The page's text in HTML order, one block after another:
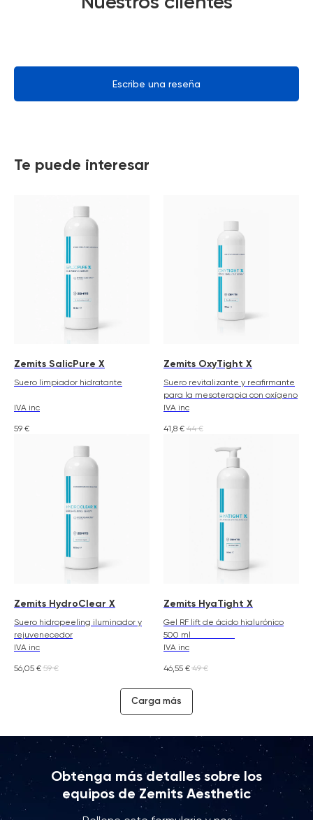
Escribe una reseña
Te puede interesar
Zemits SalicPure X
Suero limpiador hidratante
IVA inc
59 €
Zemits OxyTight X
Suero revitalizante y reafirmante
para la mesoterapia con oxígeno
IVA inc
41,8 € 44 €
Zemits HydroClear X
Suero hidropeeling iluminador y
rejuvenecedor
IVA inc
56,05 € 59 €
Zemits HyaTight X
Gel RF lift de ácido hialurónico
500 ml
IVA inc
46,55 € 49 €
Carga más
Obtenga más detalles sobre los
equipos de Zemits Aesthetic